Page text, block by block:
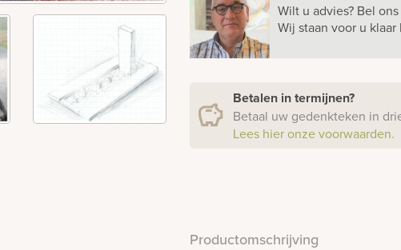
Wilt u advies? Bel ons
Wij staan voor u
Betalen in termijnen?
Betaal uw gedenkteken in
Lees hier onze voorwaarden.
Productomschrijving